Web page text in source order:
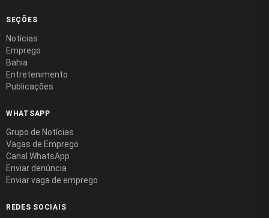
SEÇÕES
Notícias
Emprego
Bahia
Entretenimento
Publicações
WHATSAPP
Grupo de Notícias
Vagas de Emprego
Canal WhatsApp
Enviar denúncia
Enviar vaga de emprego
REDES SOCIAIS